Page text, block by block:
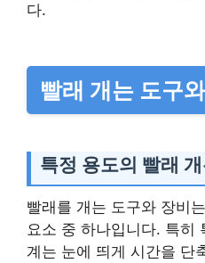
다.
빨래 개는 도구
특정 용도의 빨래 개
빨래를 개는 도구와 장비
요소 중 하나입니다. 특히
계는 눈에 띄게 시간을 단